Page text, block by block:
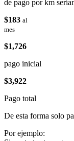
de pago por km
$183 al
mes
$1,726
pago inicial
$3,922
Pago total
De esta forma solo
Por ejemplo: